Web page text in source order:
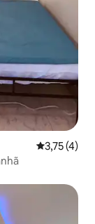
3,75 de
3,75 (4)